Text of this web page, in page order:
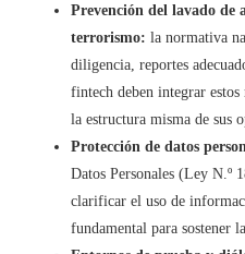
Prevención del lavado de
terrorismo: la normativa
diligencia, reportes
fintech deben integrar estos
la estructura misma de sus
Protección de datos
Datos Personales (Ley N.º
clarificar el uso de
fundamental para sostener